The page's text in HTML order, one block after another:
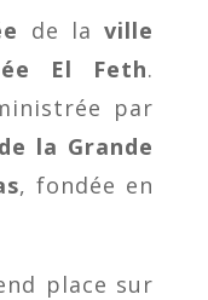
de laville
El Feth.
par
la Grande
, fondée en
place sur